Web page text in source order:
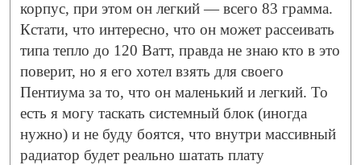
корпус, при этом он легкий — всего 83 грамма.
Кстати, что интересно, что он может рассеивать
типа тепло до 120 Ватт, правда не знаю кто в это
поверит, но я его хотел взять для своего
Пентиума за то, что он маленький и легкий. То
есть я могу таскать системный блок (иногда
нужно) и не буду боятся, что внутри массивный
радиатор будет реально шатать плату